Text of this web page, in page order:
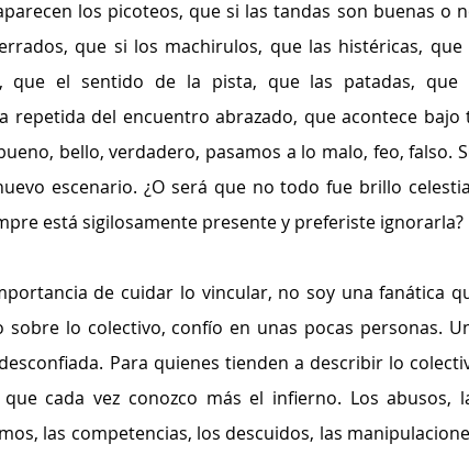
los picoteos, que si las tandas son buenas o
que si los machirulos, que las histéricas, que
que el sentido de la pista, que las patadas, que
repetida del encuentro abrazado, que acontece bajo
bello, verdadero, pasamos a lo malo, feo, falso.
escenario. ¿O será que no todo fue brillo
está sigilosamente presente y preferiste ignorarla?
de cuidar lo vincular, no soy una fanática
lo colectivo, confío en unas pocas personas.
Para quienes tienden a describir lo
cada vez conozco más el infierno. Los abusos,
las competencias, los descuidos, las